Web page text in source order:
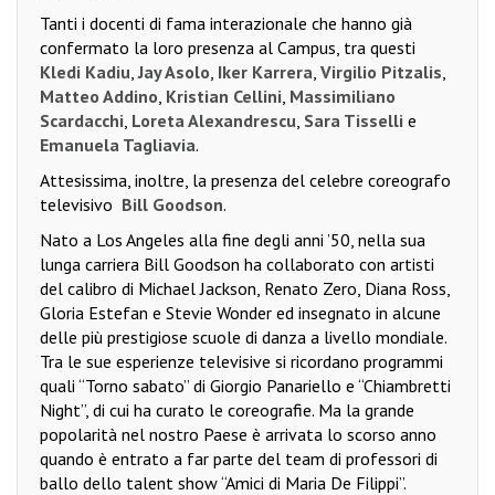
Tanti i docenti di fama interazionale che hanno già
confermato la loro presenza al Campus, tra questi
Kledi Kadiu ,Jay Asolo Iker Karrera Virgilio Pitzalis
Matteo Addino Kristian Cellini Massimiliano
Scardacchi Loreta Alexandrescu Sara Tisselli e
Emanuela Tagliavia.
Attesissima, inoltre, la presenza del celebre coreografo
televisivo Bill Goodson.
Nato a Los Angeles alla fine degli anni ’50, nella sua
lunga carriera Bill Goodson ha collaborato con artisti
del calibro di Michael Jackson, Renato Zero, Diana Ross,
Gloria Estefan e Stevie Wonder ed insegnato in alcune
delle più prestigiose scuole di danza a livello mondiale.
Tra le sue esperienze televisive si ricordano programmi
quali “Torno sabato” di Giorgio Panariello e “Chiambretti
Night”, di cui ha curato le coreografie. Ma la grande
popolarità nel nostro Paese è arrivata lo scorso anno
quando è entrato a far parte del team di professori di
ballo dello talent show “Amici di Maria De Filippi”.